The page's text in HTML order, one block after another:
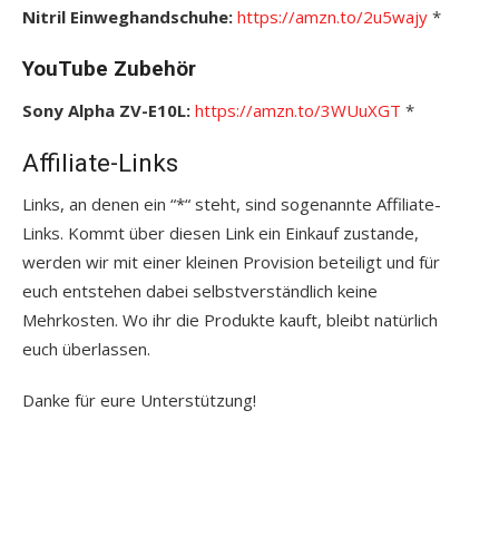
Nitril Einweghandschuhe: https://amzn.to/2u5wajy *
YouTube Zubehör
Sony Alpha ZV-E10L: https://amzn.to/3WUuXGT *
Affiliate-Links
Links, an denen ein “*“ steht, sind sogenannte Affiliate-
Links. Kommt über diesen Link ein Einkauf zustande,
werden wir mit einer kleinen Provision beteiligt und für
euch entstehen dabei selbstverständlich keine
Mehrkosten. Wo ihr die Produkte kauft, bleibt natürlich
euch überlassen.
Danke für eure Unterstützung!